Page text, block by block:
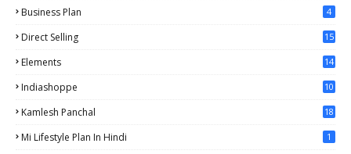
Business Plan 4
Direct Selling 15
Elements 14
Indiashoppe 10
Kamlesh Panchal 18
Mi Lifestyle Plan In Hindi 1